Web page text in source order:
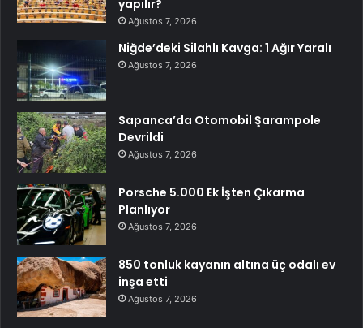
yapılır?
Ağustos 7, 2026
Niğde’deki Silahlı Kavga: 1 Ağır Yaralı
Ağustos 7, 2026
Sapanca’da Otomobil Şarampole
Devrildi
Ağustos 7, 2026
Porsche 5.000 Ek İşten Çıkarma
Planlıyor
Ağustos 7, 2026
850 tonluk kayanın altına üç odalı ev
inşa etti
Ağustos 7, 2026